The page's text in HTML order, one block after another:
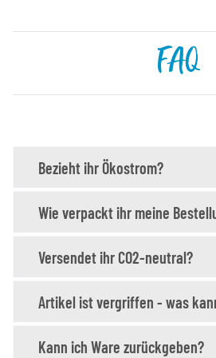
FAQ
Bezieht ihr Ökostrom?
Wie verpackt ihr meine
Versendet ihr CO2-neutral?
Artikel ist vergriffen - was
Kann ich Ware zurückgeben?